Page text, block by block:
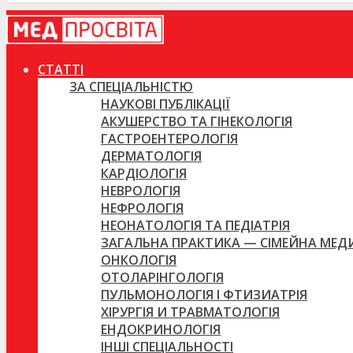
СТАТТІ
ЗА СПЕЦІАЛЬНІСТЮ
НАУКОВІ ПУБЛІКАЦІЇ
АКУШЕРСТВО ТА ГІНЕКОЛОГІЯ
ГАСТРОЕНТЕРОЛОГІЯ
ДЕРМАТОЛОГІЯ
КАРДІОЛОГІЯ
НЕВРОЛОГІЯ
НЕФРОЛОГІЯ
НЕОНАТОЛОГІЯ ТА ПЕДІАТРІЯ
ЗАГАЛЬНА ПРАКТИКА — СІМЕЙНА
ОНКОЛОГІЯ
ОТОЛАРІНГОЛОГІЯ
ПУЛЬМОНОЛОГІЯ І ФТИЗИАТРІЯ
ХІРУРГІЯ И ТРАВМАТОЛОГІЯ
ЕНДОКРИНОЛОГІЯ
ІНШІ СПЕЦІАЛЬНОСТІ